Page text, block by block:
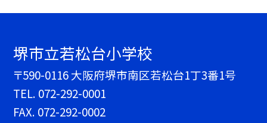
堺市立若松台小学校
〒590-0116 大阪府堺市南区若松台1丁3番1号
TEL. 072-292-0001
FAX. 072-292-0002